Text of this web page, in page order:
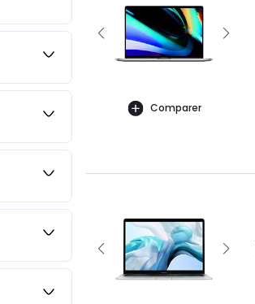
Comparer